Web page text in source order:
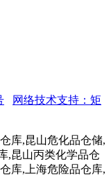
网络技术支持：矩
库,昆山危化品仓储,
,昆山丙类化学品仓
库,上海危险品仓库,